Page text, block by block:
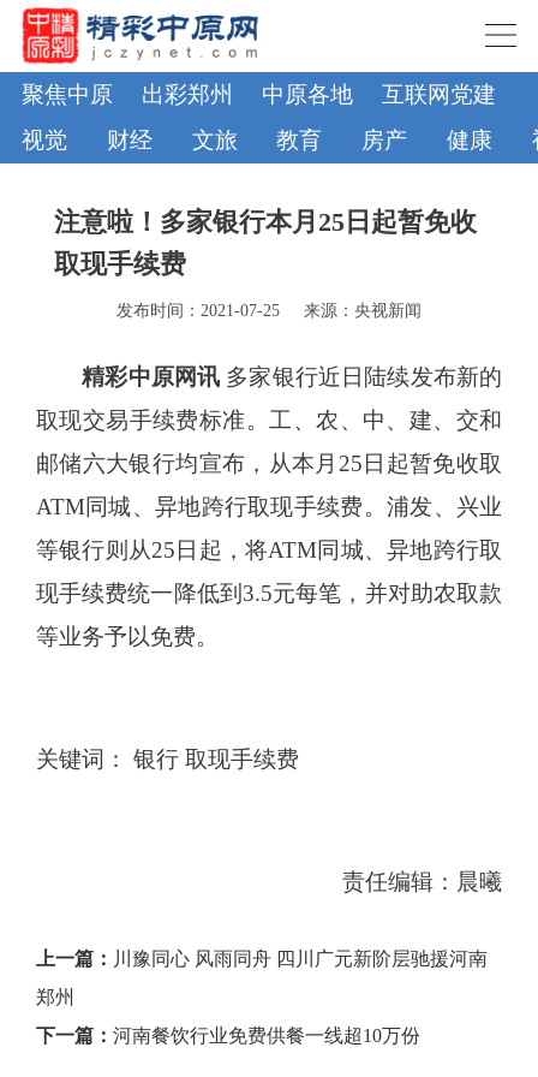
聚焦中原 出彩郑州 中原各地 互联网党建
视觉
财经 文旅 教育 房产 健康
注意啦！多家银行本月25日起暂免收
取现手续费
发布时间：2021-07-25 来源：央视新闻
精彩中原网讯 多家银行近日陆续发布新的
取现交易手续费标准。工、农、中、建、交和
邮储六大银行均宣布，从本月25日起暂免收取
ATM同城、异地跨行取现手续费。浦发、兴业
等银行则从25日起，将ATM同城、异地跨行取
现手续费统一降低到3.5元每笔，并对助农取款
等业务予以免费。
关键词： 银行 取现手续费
责任编辑：晨曦
上一篇： 川豫同心 风雨同舟 四川广元新阶层驰援河南
郑州
下一篇： 河南餐饮行业免费供餐一线超10万份